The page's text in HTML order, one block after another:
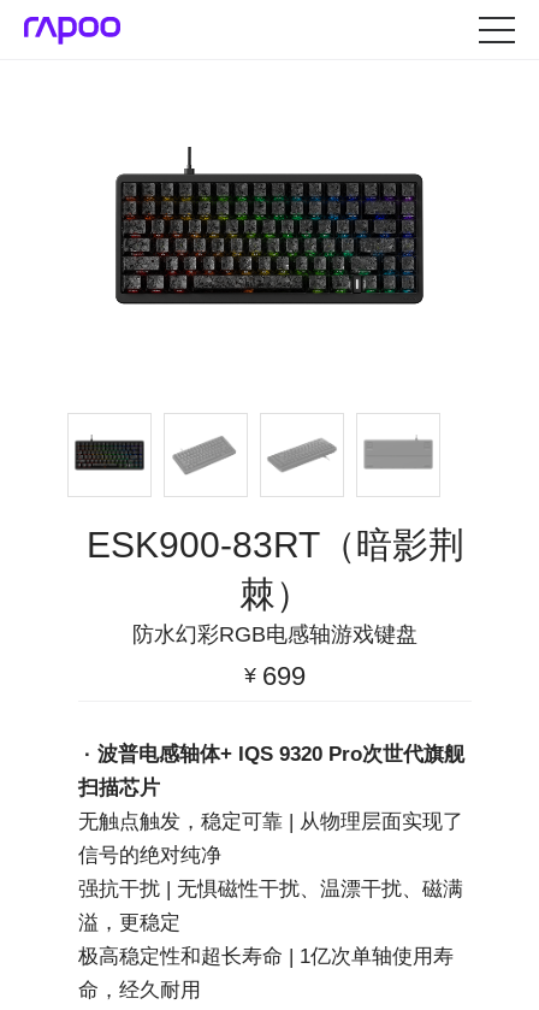
ESK900-83RT（暗影荆
棘）
防水幻彩RGB电感轴游戏键盘
¥ 699
· 波普电感轴体+ IQS 9320 Pro次世代旗舰
扫描芯片
无触点触发，稳定可靠 | 从物理层面实现了
信号的绝对纯净
强抗干扰 | 无惧磁性干扰、温漂干扰、磁满
溢，更稳定
极高稳定性和超长寿命 | 1亿次单轴使用寿
命，经久耐用